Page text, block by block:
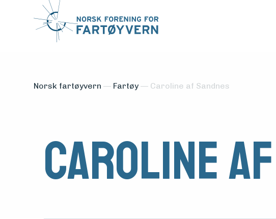
Norsk fartøyvern — Fartøy — Caroline af Sandnes
Caroline